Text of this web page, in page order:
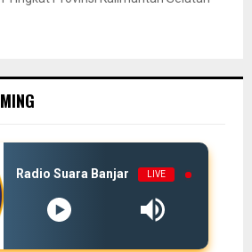
Radio Suara Banjar LIVE